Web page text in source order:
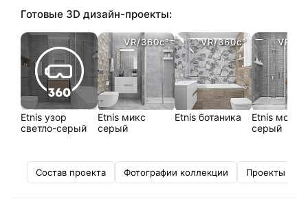
Готовые 3D дизайн-проекты:
Etnis узор
светло-серый
VR/360c°
Etnis микс
серый
VR/360c°
Etnis ботаника
VR/
Etnis
серый
Состав проекта Фотографии коллекции Проекты от